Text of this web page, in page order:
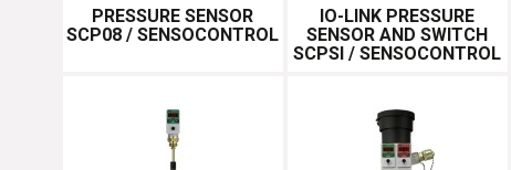
PRESSURE SENSOR
SCP08 / SENSOCONTROL
IO-LINK PRESSURE
SENSOR AND SWITCH
SCPSI / SENSOCONTROL